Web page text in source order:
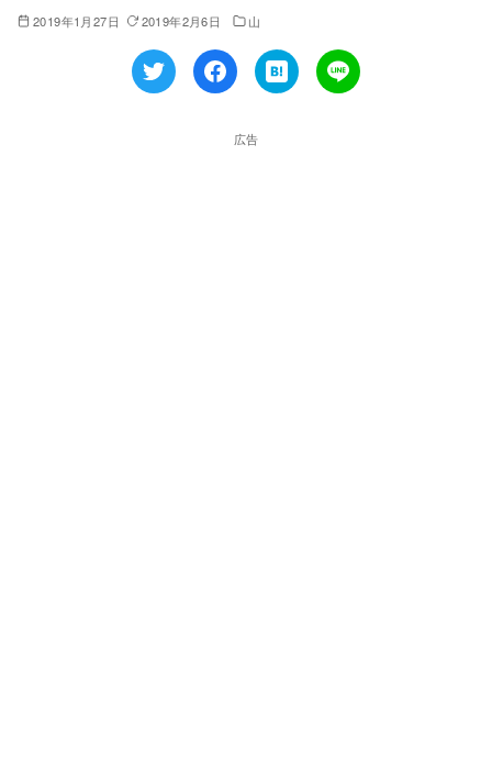
2019年1月27日 2019年2月6日 山
広告